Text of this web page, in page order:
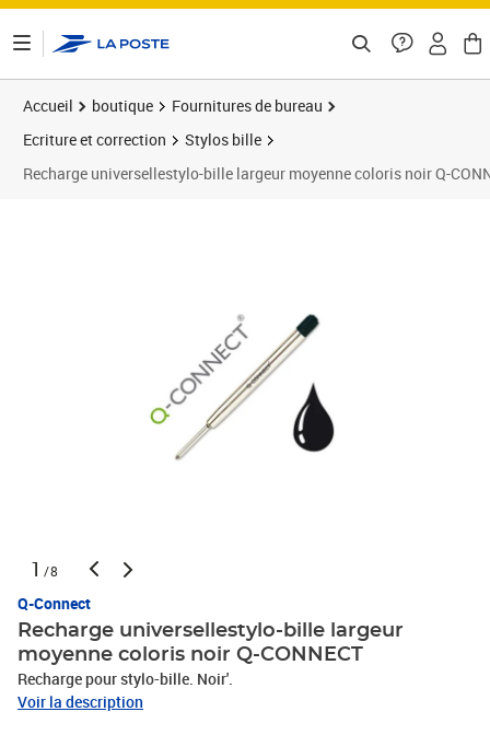
Accueil boutique
Fournitures de bureau
Ecriture et correction
Stylos bille
Recharge universellestylo-bille largeur moyenne coloris noir Q-
1 /8
Q-Connect
Recharge universellestylo-bille largeur
moyenne coloris noir Q-CONNECT
Recharge pour stylo-bille. Noir'.
Voir la description